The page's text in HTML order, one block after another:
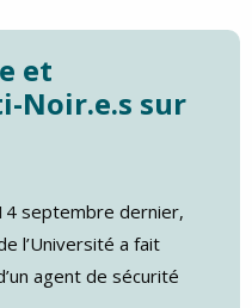
et
Noir.e.s sur
septembre dernier,
l’Université a fait
agent de sécurité